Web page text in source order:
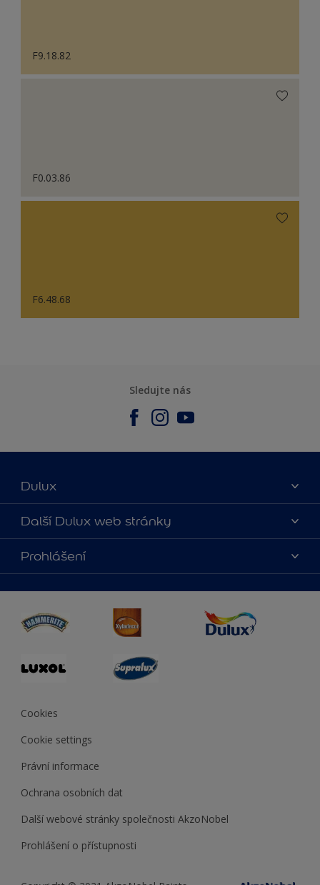
F9.18.82
F0.03.86
F6.48.68
Sledujte nás
Dulux
O nás
Kontaktujte nás
Najít obchod
Další Dulux web stránky
duluxmalir.cz
duluxmaliar.sk
duluxprodejnabarev.cz
duluxpredajnafarieb.sk
Prohlášení
Cookies
Cookie settings
Právní informace
Ochrana osobních dat
Další webové stránky společnosti AkzoNobel
Prohlášení o přístupnosti